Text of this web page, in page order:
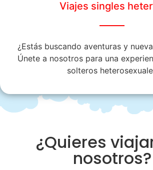
Viajes singles
¿Estás buscando aventuras y
Únete a nosotros para una
solteros
¿Quieres
nosotros?